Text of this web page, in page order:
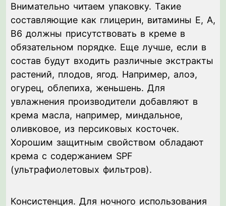
Внимательно читаем упаковку. Такие
составляющие как глицерин, витамины E, A,
B6 должны присутствовать в креме в
обязательном порядке. Еще лучше, если в
состав будут входить различные экстракты
растений, плодов, ягод. Например, алоэ,
огурец, облепиха, женьшень. Для
увлажнения производители добавляют в
крема масла, например, миндальное,
оливковое, из персиковых косточек.
Хорошим защитным свойством обладают
крема с содержанием SPF
(ультрафиолетовых фильтров).
Консистенция. Для ночного использования